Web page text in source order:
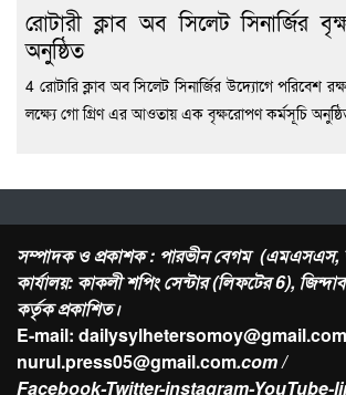
রোটারী ক্লাব অব সিলেট সিনার্জির
অনুষ্ঠিত
4 রোটারি ক্লাব অব সিলেট সিনার্জির উদ্যোগে পরিবেশ
লক্ষ্যে গো গ্রিণ এর আওতায় এক বৃক্ষরোপণ কর্মসূচি
সম্পাদক ও প্রকাশক : পারভীন বেগম (এমএসএস,
কার্যালয়: কাকলী শপিং সেন্টার (লিফটের 6),
কর্তৃক প্রকাশিত।
E-mail:
nurul.press05@gmail.com.com /
Facebook-Twitter-instagram-